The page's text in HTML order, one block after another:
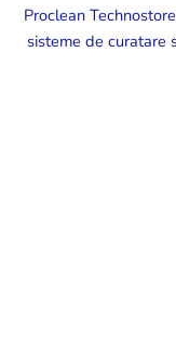
Proclean
sisteme de curatare